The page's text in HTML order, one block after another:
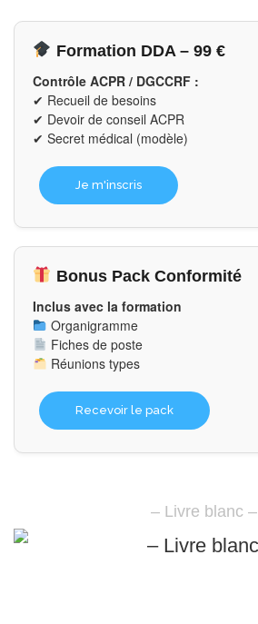
Formation DDA – 99 €
Contrôle ACPR / DGCCRF :
✔ Recueil de besoins
✔ Devoir de conseil ACPR
✔ Secret médical (modèle)
Je m'inscris
Bonus Pack Conformité
Inclus avec la formation
Organigramme
Fiches de poste
Réunions types
Recevoir le pack
– Livre blanc –